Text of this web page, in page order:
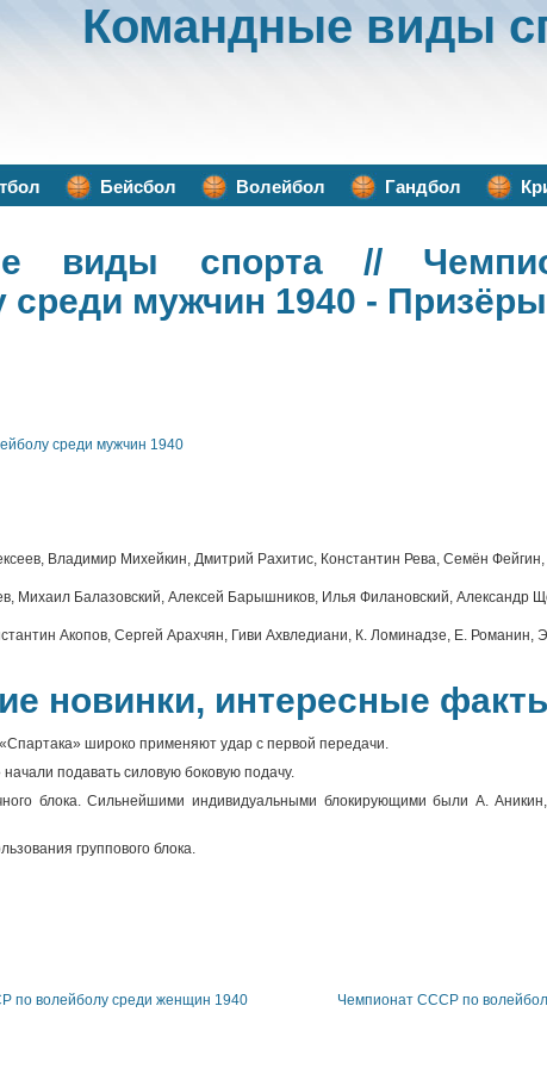
Командные виды
Бейсбол Волейбол Гандбол
виды спорта//
среди мужчин 1940 - Призёры
среди мужчин 1940
Владимир Михейкин, Дмитрий Рахитис, Константин Рева, Семён
Михаил Балазовский, Алексей Барышников, Илья Филановский, Александр
Акопов, Сергей Арахчян, Гиви Ахвледиани, К. Ломинадзе, Е.
новинки, интересные
«Спартака» широко применяют удар с первой передачи.
подавать силовую боковую подачу.
блока. Сильнейшими индивидуальными блокирующими были А.
группового блока.
по волейболу среди женщин 1940 Чемпионат СССР по